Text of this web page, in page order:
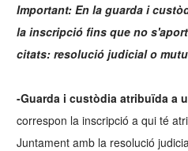
Important: En la guarda i
la inscripció fins que no
citats: resolució judicial o
-Guarda i custòdia atribuïda a
correspon la inscripció a qui té
Juntament amb la resolució